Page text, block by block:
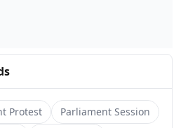
Protest
Parliament Session